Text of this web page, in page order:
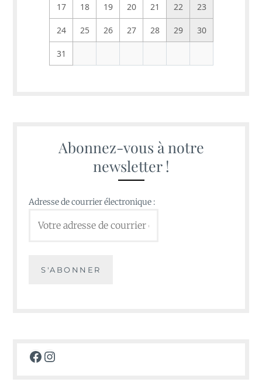
17 18 19 20 21 22 23
24 25 26 27 28 29 30
31
Abonnez-vous à notre
newsletter !
Adresse de courrier électronique :
Facebook
Instagram